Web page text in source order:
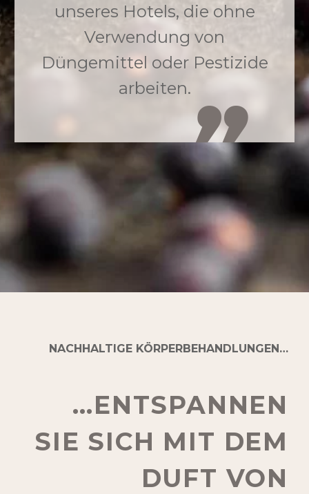
unseres Hotels, die ohne
Verwendung von
Düngemittel oder Pestizide
arbeiten.
NACHHALTIGE KÖRPERBEHANDLUNGEN…
…ENTSPANNEN
SIE SICH MIT DEM
DUFT VON